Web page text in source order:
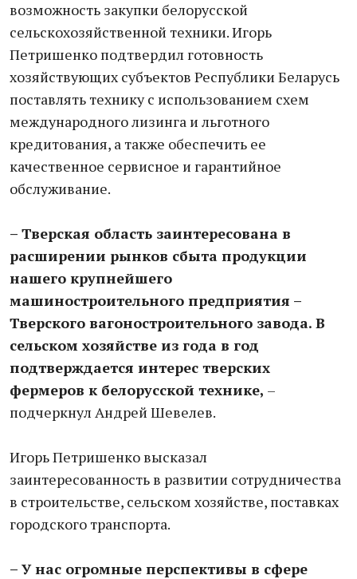
возможность закупки белорусской
сельскохозяйственной техники. Игорь
Петришенко подтвердил готовность
хозяйствующих субъектов Республики Беларусь
поставлять технику с использованием схем
международного лизинга и льготного
кредитования, а также обеспечить ее
качественное сервисное и гарантийное
обслуживание.
– Тверская область заинтересована в
расширении рынков сбыта продукции
нашего крупнейшего
машиностроительного предприятия –
Тверского вагоностроительного завода. В
сельском хозяйстве из года в год
подтверждается интерес тверских
фермеров к белорусской технике, –
подчеркнул Андрей Шевелев.
Игорь Петришенко высказал
заинтересованность в развитии сотрудничества
в строительстве, сельском хозяйстве, поставках
городского транспорта.
– У нас огромные перспективы в сфере